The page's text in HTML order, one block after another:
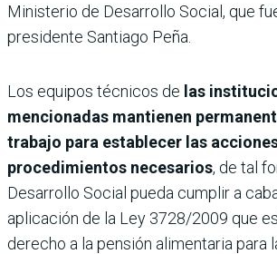
Ministerio de Desarrollo Social, que
presidente Santiago Peña.
Los equipos técnicos de las
mencionadas mantienen
trabajo para establecer las
procedimientos necesarios, de tal
Desarrollo Social pueda cumplir a
aplicación de la Ley 3728/2009 que
derecho a la pensión alimentaria para